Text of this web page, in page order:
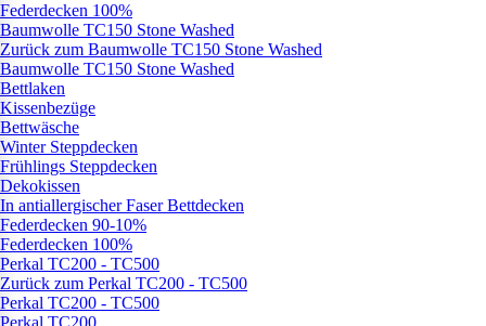
Federdecken 100%
Baumwolle TC150 Stone Washed
Zurück zum Baumwolle TC150 Stone Washed
Baumwolle TC150 Stone Washed
Bettlaken
Kissenbezüge
Bettwäsche
Winter Steppdecken
Frühlings Steppdecken
Dekokissen
In antiallergischer Faser Bettdecken
Federdecken 90-10%
Federdecken 100%
Perkal TC200 - TC500
Zurück zum Perkal TC200 - TC500
Perkal TC200 - TC500